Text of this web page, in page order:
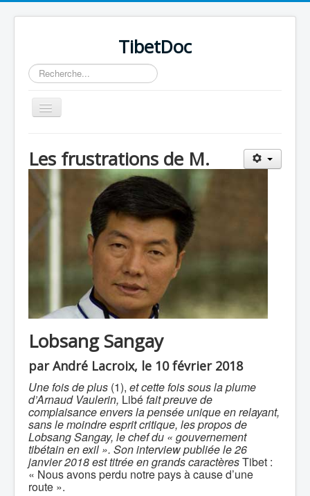
TibetDoc
Rechercher
Basculer
la
Les frustrations de M.
Lobsang Sangay
par André Lacroix, le 10 février 2018
Une fois de plus (1), et cette fois sous la plume
d’Arnaud Vaulerin, Libéfait preuve de
complaisance envers la pensée unique en relayant,
sans le moindre esprit critique, les propos de
Lobsang Sangay, le chef du « gouvernement
tibétain en exil ». Son interview publiée le 26
janvier 2018 est titrée en grands caractèresTibet :
« Nous avons perdu notre pays à cause d’une
route ».